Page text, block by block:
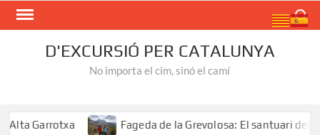
Skip
D'EXCURSIÓ PER CATALUNYA
No importa el cim, sinó el camí
Garrotxa Fageda de la Grevolosa: El santuari dels